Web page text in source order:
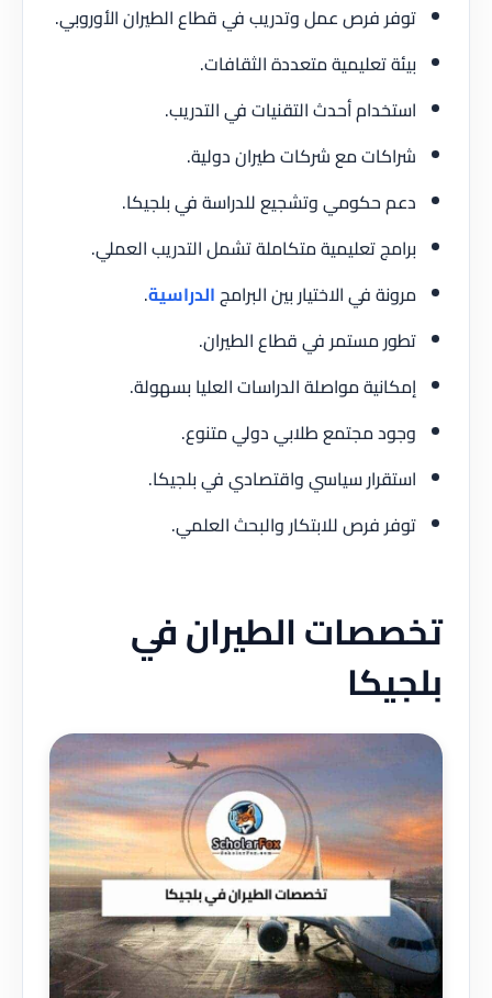
توفر فرص عمل وتدريب في قطاع الطيران الأوروبي.
بيئة تعليمية متعددة الثقافات.
استخدام أحدث التقنيات في التدريب.
شراكات مع شركات طيران دولية.
دعم حكومي وتشجيع للدراسة في بلجيكا.
برامج تعليمية متكاملة تشمل التدريب العملي.
مرونة في الاختيار بين البرامجالدراسية.
تطور مستمر في قطاع الطيران.
إمكانية مواصلة الدراسات العليا بسهولة.
وجود مجتمع طلابي دولي متنوع.
استقرار سياسي واقتصادي في بلجيكا.
توفر فرص للابتكار والبحث العلمي.
تخصصات الطيران في
بلجيكا